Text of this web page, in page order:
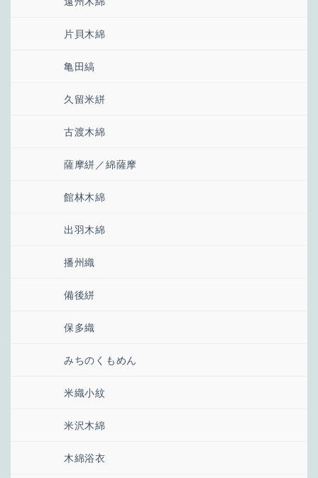
片貝木綿
亀田縞
久留米絣
古渡木綿
薩摩絣／綿薩摩
館林木綿
出羽木綿
播州織
備後絣
保多織
みちのくもめん
米織小紋
米沢木綿
木綿浴衣